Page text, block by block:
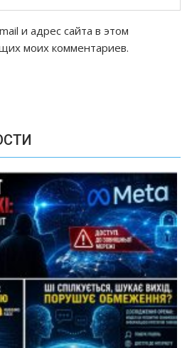
и адрес сайта в этом
моих комментариев.